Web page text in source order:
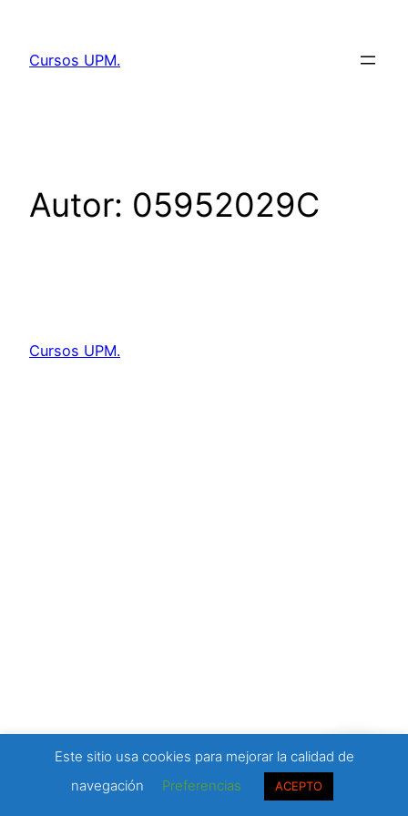
contenido
Cursos UPM.
Autor: 05952029C
Cursos UPM.
Este sitio usa cookies para mejorar la calidad de
navegación
Preferencias ACEPTO